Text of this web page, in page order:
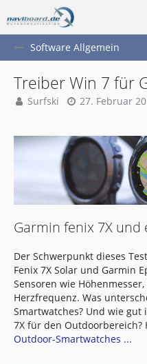
Software Allgemein
Treiber Win 7 für
Surfski 27. Februar
Garmin fenix 7X und
Der Schwerpunkt dieses
Fenix 7X Solar und Garmin
Sensoren wie
Herzfrequenz. Was
Smartwatches? Und wie
7X für den Outdoorbereich?
Outdoor-Smartwatches ...